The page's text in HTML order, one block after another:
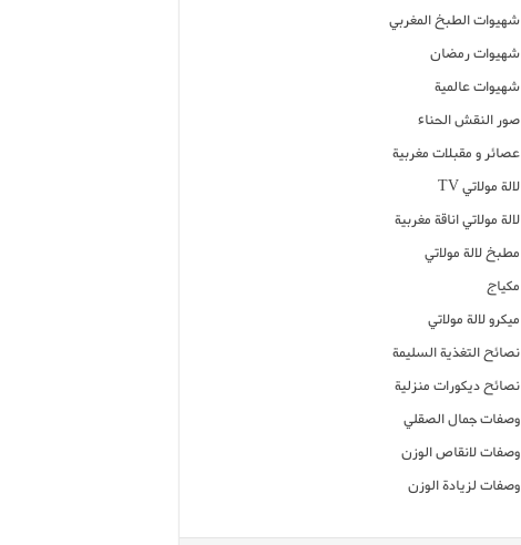
شهيوات الطبخ المغربي
شهيوات رمضان
شهيوات عالمية
صور النقش الحناء
عصائر و مقبلات مغربية
لالة مولاتي TV
لالة مولاتي اناقة مغربية
مطبخ لالة مولاتي
مكياج
ميكرو لالة مولاتي
نصائح التغذية السليمة
نصائح ديكورات منزلية
وصفات جمال الصقلي
وصفات لانقاص الوزن
وصفات لزيادة الوزن